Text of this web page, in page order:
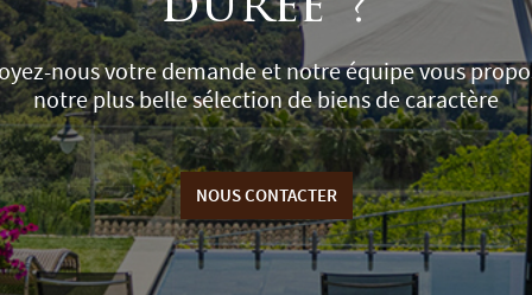
nous votre demande et notre équipe vous
notre plus belle sélection de biens de caractère
NOUS CONTACTER